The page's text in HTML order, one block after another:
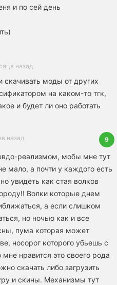
и по сей день
назад
скачивать моды от других
на каком-то тгк,
и будет ли оно работать
назад
9
реализмом, мобы мне тут
мало, а почти у каждого есть
увидеть как стая волков
Волки которые днем
а если слишком
но ночью как и все
пума которая может
носорог которого убьешь с
нравится это своего рода
скачать либо загрузить
и скины. Механизмы тут